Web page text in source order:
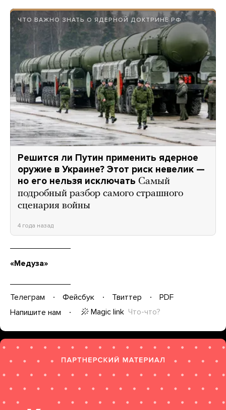
ЧТО ВАЖНО ЗНАТЬ О ЯДЕРНОЙ ДОКТРИНЕ РФ
Решится ли Путин применить ядерное
оружие в Украине? Этот риск невелик —
но его нельзя исключать Самый
подробный разбор самого страшного
сценария войны
4 года назад
«Медуза»
Телеграм Фейсбук Твиттер
PDF
Напишите нам
Magic link Что-что?